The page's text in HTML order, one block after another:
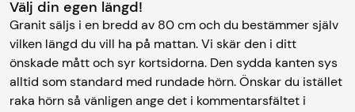
Välj din egen längd!
Granit säljs i en bredd av 80 cm och du bestämmer själv
vilken längd du vill ha på mattan. Vi skär den i ditt
önskade mått och syr kortsidorna. Den sydda kanten sys
alltid som standard med rundade hörn. Önskar du istället
raka hörn så vänligen ange det i kommentarsfältet i